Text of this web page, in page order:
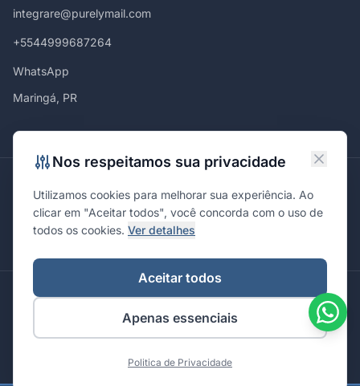
integrare@purelymail.com
+5544999687264
WhatsApp
Maringá, PR
MaringáCuritibaSão PauloLondrinaCascavelPonta Grossa
Florianópolis BrasíliaJoinvilleCampinas
© 2026 Integrare. Marketing de Verdade. Todos os direitos
reservados.
Nos respeitamos sua privacidade
Utilizamos cookies para melhorar sua experiência. Ao
clicar em "Aceitar todos", você concorda com o uso de
todos os cookies. Ver detalhes
Aceitar todos
Apenas essenciais
Politica de Privacidade